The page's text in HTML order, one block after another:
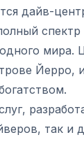
дайв-
спектр
мира.
Йерро,
так и